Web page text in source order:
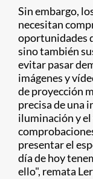
Sin embargo,
necesitan
oportunidades
sino también
evitar pasar
imágenes y
de proyección
precisa de una
iluminación y
presentar el
día de hoy
ello", remata